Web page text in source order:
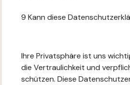
9 Kann diese
Ihre Privatsphäre ist uns
die Vertraulichkeit und
schützen. Diese